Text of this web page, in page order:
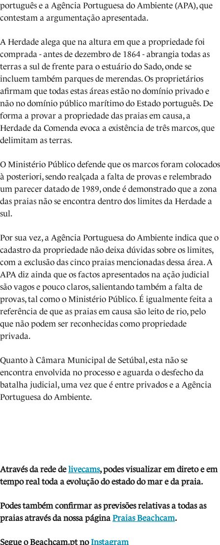
português e a Agência Portuguesa do Ambiente (APA), que
contestam a argumentação apresentada.
A Herdade alega que na altura em que a propriedade foi
comprada - antes de dezembro de 1864 - abrangia todas as
terras a sul de frente para o estuário do Sado, onde se
incluem também parques de merendas. Os proprietários
afirmam que todas estas áreas estão no domínio privado e
não no domínio público marítimo do Estado português. De
forma a provar a propriedade das praias em causa, a
Herdade da Comenda evoca a existência de três marcos, que
delimitam as terras.
O Ministério Público defende que os marcos foram colocados
à posteriori, sendo realçada a falta de provas e relembrado
um parecer datado de 1989, onde é demonstrado que a zona
das praias não se encontra dentro dos limites da Herdade a
sul.
Por sua vez, a Agência Portuguesa do Ambiente indica que o
cadastro da propriedade não deixa dúvidas sobre os limites,
com a exclusão das cinco praias mencionadas dessa área. A
APA diz ainda que os factos apresentados na ação judicial
são vagos e pouco claros, salientando também a falta de
provas, tal como o Ministério Público. É igualmente feita a
referência de que as praias em causa são leito de rio, pelo
que não podem ser reconhecidas como propriedade
privada.
Quanto à Câmara Municipal de Setúbal, esta não se
encontra envolvida no processo e aguarda o desfecho da
batalha judicial, uma vez que é entre privados e a Agência
Portuguesa do Ambiente.
Através da rede delivecams, podes visualizar em direto e em
tempo real toda a evolução do estado do mar e da praia.
Podes também confirmar as previsões relativas a todas as
praias através da nossa páginaPraias Beachcam.
Segue o Beachcam.pt no Instagram